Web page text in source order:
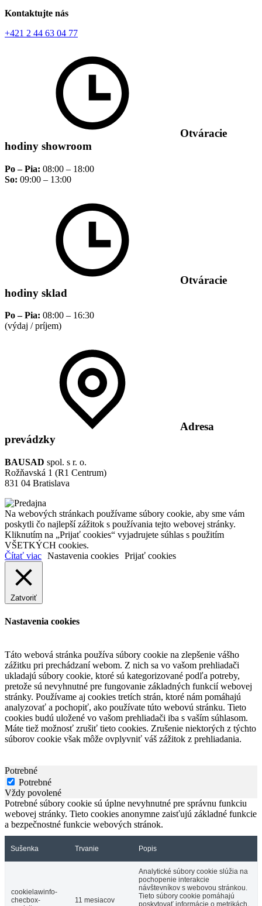
Kontaktujte nás
+421 2 44 63 04 77
Otváracie
hodiny showroom
Po – Pia: 08:00 – 18:00
So: 09:00 – 13:00
Otváracie
hodiny sklad
Po – Pia: 08:00 – 16:30
(výdaj / príjem)
Adresa
prevádzky
BAUSAD spol. s r. o.
Rožňavská 1 (R1 Centrum)
831 04 Bratislava
Na webových stránkach používame súbory cookie, aby sme vám
poskytli čo najlepší zážitok s používania tejto webovej stránky.
Kliknutím na „Prijať cookies“ vyjadrujete súhlas s použitím
VŠETKÝCH cookies.
Čítať viac Nastavenia cookies Prijať cookies
Zatvoriť
Nastavenia cookies
Táto webová stránka používa súbory cookie na zlepšenie vášho
zážitku pri prechádzaní webom. Z nich sa vo vašom prehliadači
ukladajú súbory cookie, ktoré sú kategorizované podľa potreby,
pretože sú nevyhnutné pre fungovanie základných funkcií webovej
stránky. Používame aj cookies tretích strán, ktoré nám pomáhajú
analyzovať a pochopiť, ako používate túto webovú stránku. Tieto
cookies budú uložené vo vašom prehliadači iba s vaším súhlasom.
Máte tiež možnosť zrušiť tieto cookies. Zrušenie niektorých z týchto
súborov cookie však môže ovplyvniť váš zážitok z prehliadania.
Potrebné
Potrebné
Vždy povolené
Potrebné súbory cookie sú úplne nevyhnutné pre správnu funkciu
webovej stránky. Tieto cookies anonymne zaisťujú základné funkcie
a bezpečnostné funkcie webových stránok.
Sušenka Trvanie Popis
cookielawinfo-
checbox-
11 mesiacov
Analytické súbory cookie slúžia na
pochopenie interakcie
návštevníkov s webovou stránkou.
Tieto súbory cookie pomáhajú